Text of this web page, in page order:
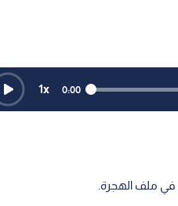
0:00
1x